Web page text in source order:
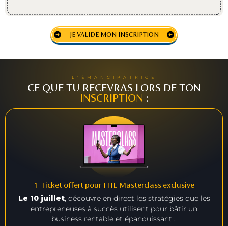
JE VALIDE MON INSCRIPTION
L’ÉMANCIPATRICE
CE QUE TU RECEVRAS LORS DE TON
INSCRIPTION :
1- Ticket offert pour THE Masterclass exclusive
Le 10 juillet, découvre en direct les stratégies que les
entrepreneuses à succès utilisent pour bâtir un
business rentable et épanouissant…